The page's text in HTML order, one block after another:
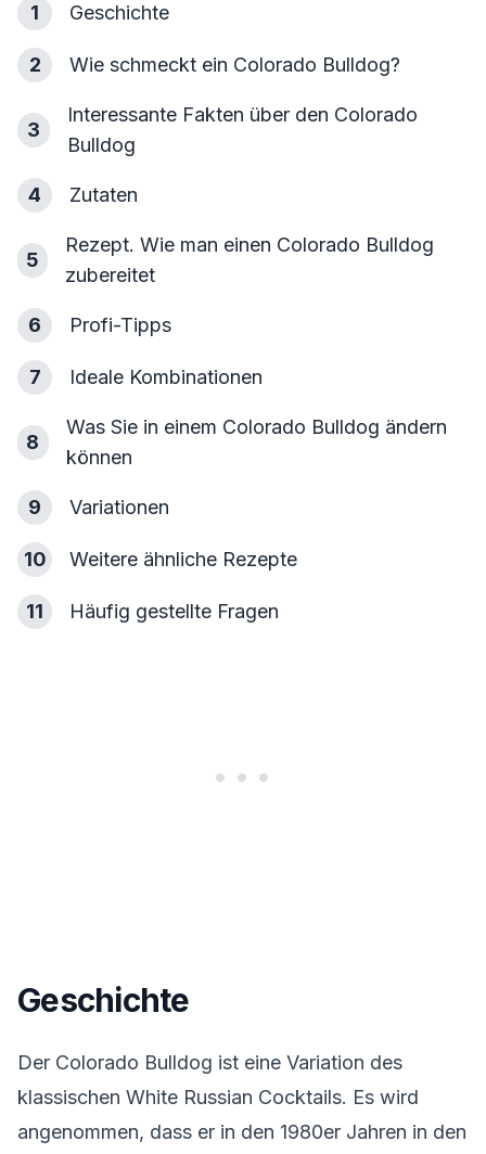
1 Geschichte
2 Wie schmeckt ein Colorado Bulldog?
3
Interessante Fakten über den Colorado
Bulldog
4 Zutaten
5
Rezept. Wie man einen Colorado Bulldog
zubereitet
6 Profi-Tipps
7 Ideale Kombinationen
8
Was Sie in einem Colorado Bulldog ändern
können
9 Variationen
10 Weitere ähnliche Rezepte
11 Häufig gestellte Fragen
Geschichte
Der Colorado Bulldog ist eine Variation des
klassischen White Russian Cocktails. Es wird
angenommen, dass er in den 1980er Jahren in den